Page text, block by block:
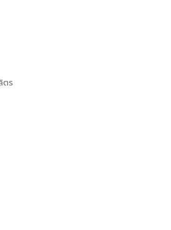
ตร